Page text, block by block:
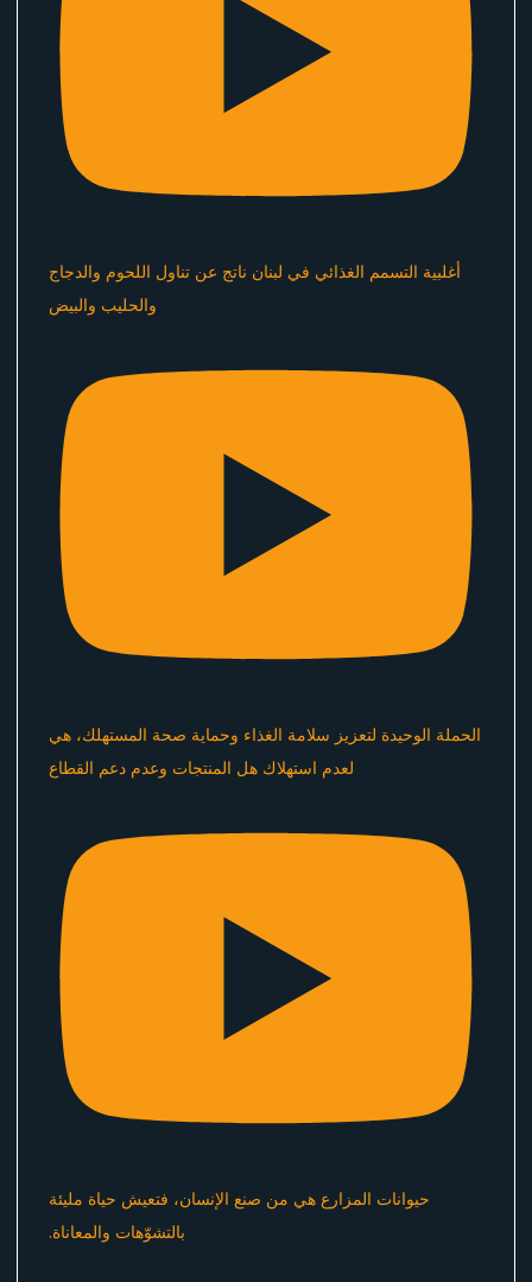
أغلبية التسمم الغذائي في لبنان ناتج عن تناول اللحوم والدجاج
والحليب والبيض
الحملة الوحيدة لتعزيز سلامة الغذاء وحماية صحة المستهلك، هي
لعدم استهلاك هل المنتجات وعدم دعم القطاع